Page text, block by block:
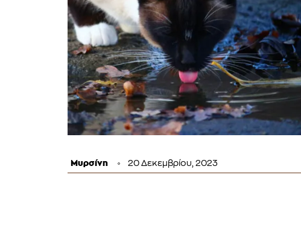
Μυρσίνη 20 Δεκεμβρίου, 2023